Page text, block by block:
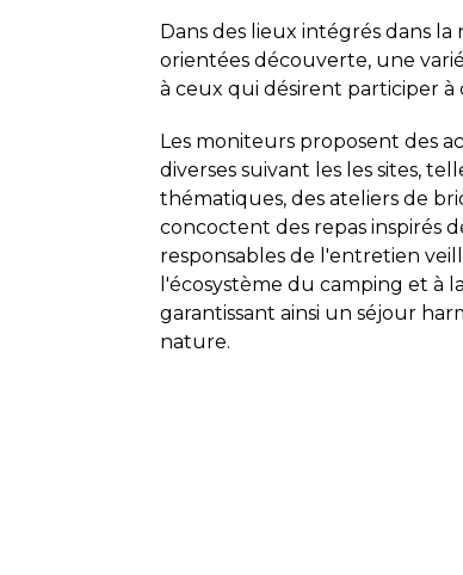
Dans des lieux intégrés dans
orientées découverte, une
à ceux qui désirent participer
Les moniteurs proposent des
diverses suivant les les sites,
thématiques, des ateliers de
concoctent des repas inspirés
responsables de l'entretien
l'écosystème du camping et à
garantissant ainsi un séjour
nature.